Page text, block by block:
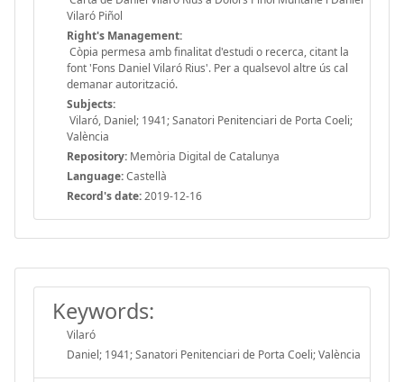
Vilaró Piñol
Right's Management:
Còpia permesa amb finalitat d'estudi o recerca, citant la
font 'Fons Daniel Vilaró Rius'. Per a qualsevol altre ús cal
demanar autorització.
Subjects:
Vilaró, Daniel; 1941; Sanatori Penitenciari de Porta Coeli;
València
Repository: Memòria Digital de Catalunya
Language:Castellà
Record's date:2019-12-16
Keywords:
Vilaró
Daniel; 1941; Sanatori Penitenciari de Porta Coeli; València